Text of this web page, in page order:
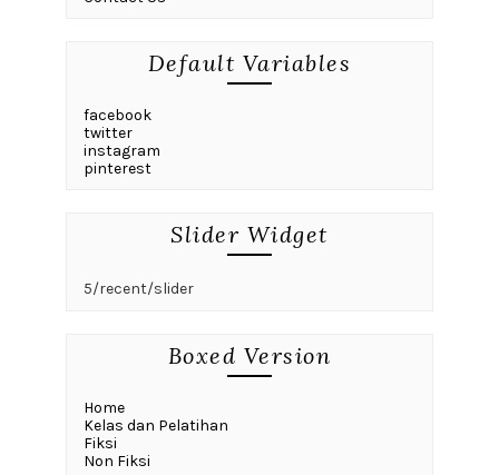
Default Variables
facebook
twitter
instagram
pinterest
Slider Widget
5/recent/slider
Boxed Version
Home
Kelas dan Pelatihan
Fiksi
Non Fiksi